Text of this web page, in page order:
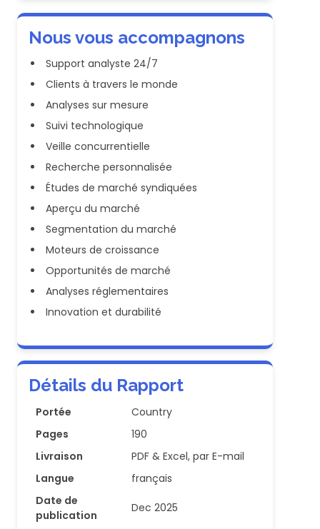
Nous vous accompagnons
Support analyste 24/7
Clients à travers le monde
Analyses sur mesure
Suivi technologique
Veille concurrentielle
Recherche personnalisée
Études de marché syndiquées
Aperçu du marché
Segmentation du marché
Moteurs de croissance
Opportunités de marché
Analyses réglementaires
Innovation et durabilité
Détails du Rapport
Portée
Country
Pages
190
Livraison
PDF & Excel, par E-mail
Langue
français
Date de
publication
Dec 2025